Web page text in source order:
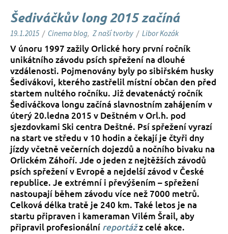
Šediváčkův long 2015 začíná
19.1.2015 / Cinema blog, Z naší tvorby / Libor Kozák
V únoru 1997 zažily Orlické hory první ročník
unikátního závodu psích spřežení na dlouhé
vzdálenosti. Pojmenovány byly po sibiřském husky
Šedivákovi, kterého zastřelil místní občan den před
startem nultého ročníku. Již devatenáctý ročník
Šediváčkova longu začíná slavnostním zahájením v
úterý 20.ledna 2015 v Deštném v Orl.h. pod
sjezdovkami Ski centra Deštné. Psí spřežení vyrazí
na start ve středu v 10 hodin a čekají je čtyři dny
jízdy včetně večerních dojezdů a nočního bivaku na
Orlickém Záhoří. Jde o jeden z nejtěžších závodů
psích spřežení v Evropě a nejdelší závod v České
republice. Je extrémní i převýšením – spřežení
nastoupají během závodu více než 7000 metrů.
Celková délka tratě je 240 km. Také letos je na
startu připraven i kameraman Vilém Šrail, aby
připravil profesionální reportážz celé akce.